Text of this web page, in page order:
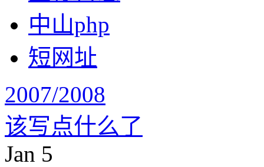
中山php
短网址
2007/2008
该写点什么了
Jan 5